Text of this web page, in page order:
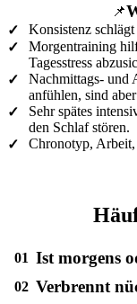
📌
✓
Konsistenz
✓
Morgentraining
Tagesstress
✓
Nachmittags- und
anfühlen, sind
✓
Sehr spätes
den Schlaf stören.
✓
Chronotyp,
01 Ist morgens
02 Verbrennt